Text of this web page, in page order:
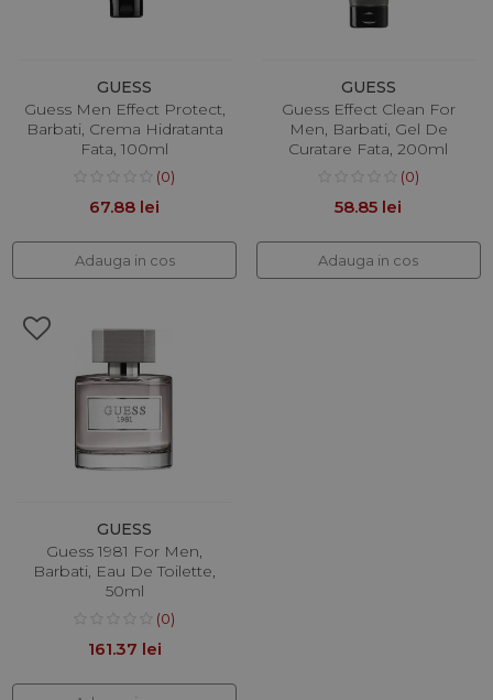
GUESS
Guess Men Effect Protect,
Barbati, Crema Hidratanta
Fata, 100ml
(0)
67.88 lei
Adauga in cos
GUESS
Guess Effect Clean For
Men, Barbati, Gel De
Curatare Fata, 200ml
(0)
58.85 lei
Adauga in cos
GUESS
Guess 1981 For Men,
Barbati, Eau De Toilette,
50ml
(0)
161.37 lei